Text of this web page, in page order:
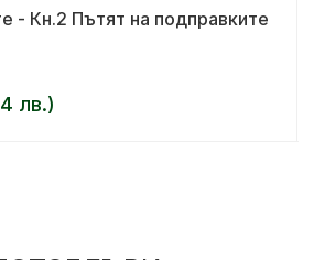
- Кн.2 Пътят на подправките
лв.)